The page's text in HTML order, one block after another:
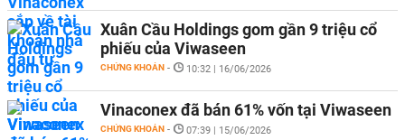
Xuân Cầu Holdings gom gần 9 triệu cổ
phiếu của Viwaseen
CHỨNG KHOÁN - 10:32 | 16/06/2026
Vinaconex đã bán 61% vốn tại Viwaseen
CHỨNG KHOÁN - 07:39 | 15/06/2026